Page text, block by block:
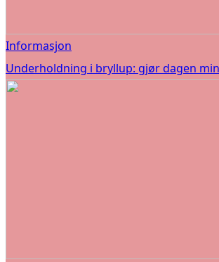
Informasjon
Underholdning i bryllup: gjør dagen